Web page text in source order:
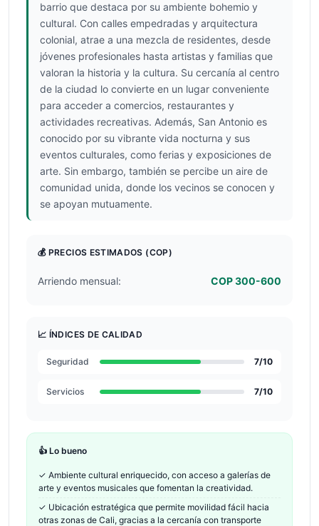
barrio que destaca por su ambiente bohemio y
cultural. Con calles empedradas y arquitectura
colonial, atrae a una mezcla de residentes, desde
jóvenes profesionales hasta artistas y familias que
valoran la historia y la cultura. Su cercanía al centro
de la ciudad lo convierte en un lugar conveniente
para acceder a comercios, restaurantes y
actividades recreativas. Además, San Antonio es
conocido por su vibrante vida nocturna y sus
eventos culturales, como ferias y exposiciones de
arte. Sin embargo, también se percibe un aire de
comunidad unida, donde los vecinos se conocen y
se apoyan mutuamente.
💰 PRECIOS ESTIMADOS (COP)
Arriendo mensual: COP 300-600
📈 ÍNDICES DE CALIDAD
Seguridad 7/10
Servicios 7/10
👍 Lo bueno
✓ Ambiente cultural enriquecido, con acceso a galerías de
arte y eventos musicales que fomentan la creatividad.
✓ Ubicación estratégica que permite movilidad fácil hacia
otras zonas de Cali, gracias a la cercanía con transporte